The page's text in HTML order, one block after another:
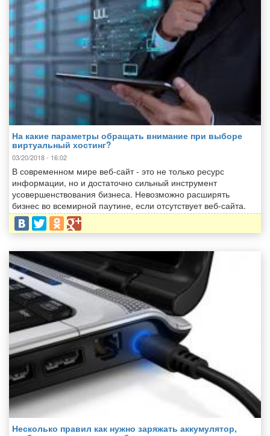
На какие параметры обращать внимание при выборе
виртуальный хостинг?
03/20/2018 - 16:02
В современном мире веб-сайт - это не только ресурс
информации, но и достаточно сильный инструмент
усовершенствования бизнеса. Невозможно расширять
бизнес во всемирной паутине, если отсутствует веб-сайта.
Несколько правил как нужно заряжать аккумулятор,